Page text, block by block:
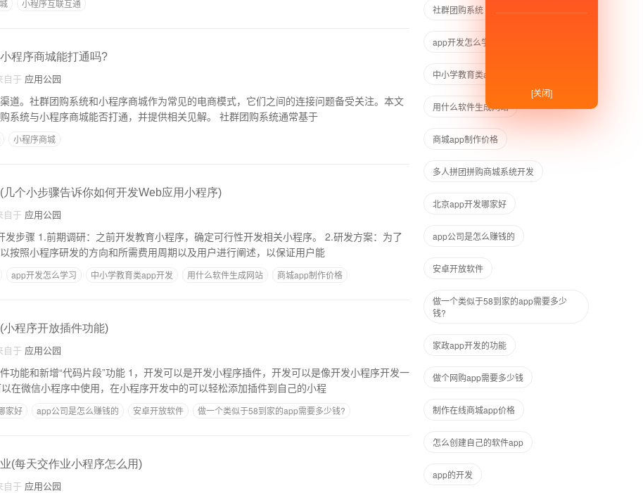
小程序互联互通
程序商城能打通吗?
自于 应用公园
道。社群团购系统和小程序商城作为常见的电商模式，它们之间的连接问题备受关注。本文
将深入探讨社群团购系统与小程序商城能否打通，并提供相关见解。 社群团购系统通常基于
小程序商城
个小步骤告诉你如何开发Web应用小程序)
自于 应用公园
关小程序。 2.研发方案：为了
按照小程序研发的方向和所需费用周期以及用户进行阐述，以保证用户能
app开发怎么学习 中小学教育类app开发 用什么软件生成网站
商城app制作价格
程序开放插件功能)
自于 应用公园
1，开发可以是开发小程序插件，开发可以是像开发小程序开发一
插件可以在微信小程序中使用，在小程序开发中的可以轻松添加插件到自己的小程
家好 app公司是怎么赚钱的 安卓开放软件
做一个类似于58到家的app需要多少钱?
(每天交作业小程序怎么用)
自于 应用公园
社群团购系统
app开发怎么学习
中小学教育类app开发
用什么软件生成网站
商城app制作价格
多人拼团拼购商城系统开发
北京app开发哪家好
app公司是怎么赚钱的
安卓开放软件
做一个类似于58到家的app需要多少
钱?
家政app开发的功能
做个网购app需要多少钱
制作在线商城app价格
怎么创建自己的软件app
app的开发
[关闭]